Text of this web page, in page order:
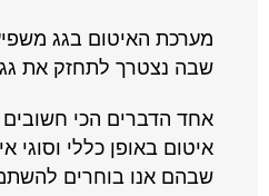
מערכת האיטום בגג
שבה נצטרך לתחזק את
אחד הדברים הכי
איטום באופן כללי וסוגי
שבהם אנו בוחרים